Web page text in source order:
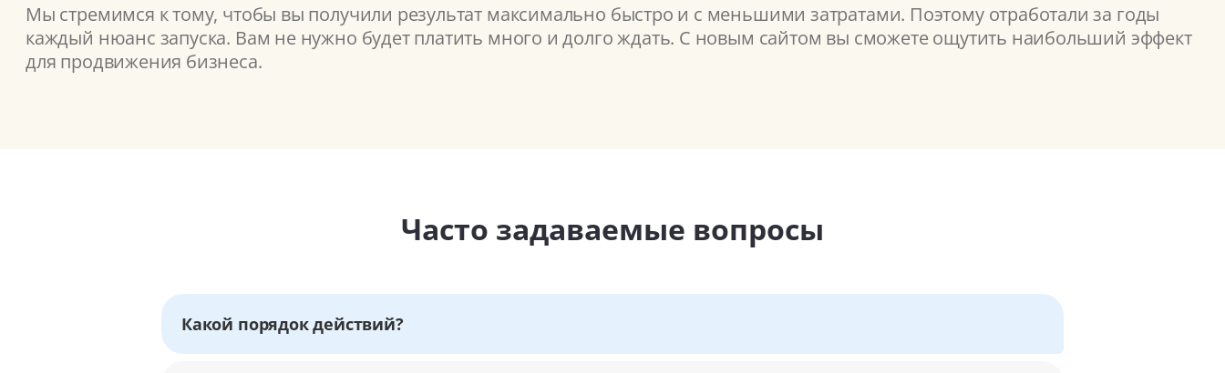
Мы стремимся к тому, чтобы вы получили результат максимально быстро и с меньшими затратами. Поэтому отработали за годы
каждый нюанс запуска. Вам не нужно будет платить много и долго ждать. С новым сайтом вы сможете ощутить наибольший эффект
для продвижения бизнеса.
Часто задаваемые вопросы
Какой порядок действий?